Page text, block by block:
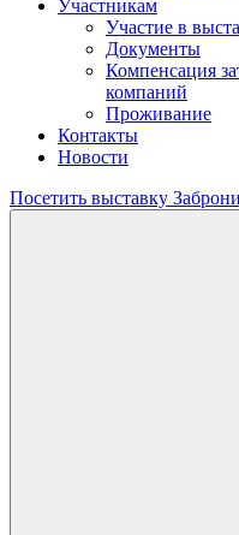
Участникам
Участие в
Документы
Компенсация
компаний
Проживание
Контакты
Новости
Посетить выставку